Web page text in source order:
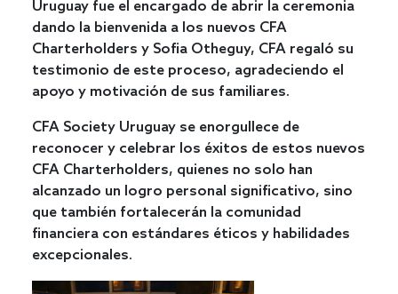
Uruguay fue el encargado de abrir la ceremonia
dando la bienvenida a los nuevos CFA
Charterholders y Sofia Otheguy, CFA regaló su
testimonio de este proceso, agradeciendo el
apoyo y motivación de sus familiares.
CFA Society Uruguay se enorgullece de
reconocer y celebrar los éxitos de estos nuevos
CFA Charterholders, quienes no solo han
alcanzado un logro personal significativo, sino
que también fortalecerán la comunidad
financiera con estándares éticos y habilidades
excepcionales.